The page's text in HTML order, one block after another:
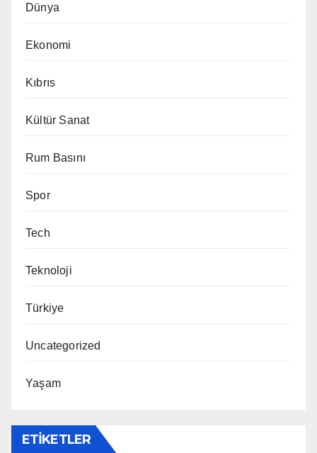
Dünya
Ekonomi
Kıbrıs
Kültür Sanat
Rum Basını
Spor
Tech
Teknoloji
Türkiye
Uncategorized
Yaşam
ETIKETLER